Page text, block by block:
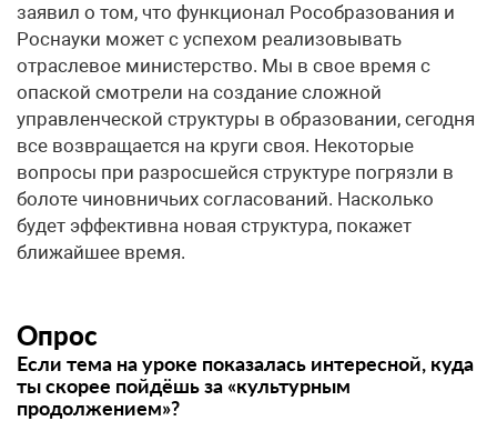
заявил о том, что функционал Рособразования и
Роснауки может с успехом реализовывать
отраслевое министерство. Мы в свое время с
опаской смотрели на создание сложной
управленческой структуры в образовании, сегодня
все возвращается на круги своя. Некоторые
вопросы при разросшейся структуре погрязли в
болоте чиновничьих согласований. Насколько
будет эффективна новая структура, покажет
ближайшее время.
Опрос
Если тема на уроке показалась интересной, куда
ты скорее пойдёшь за «культурным
продолжением»?